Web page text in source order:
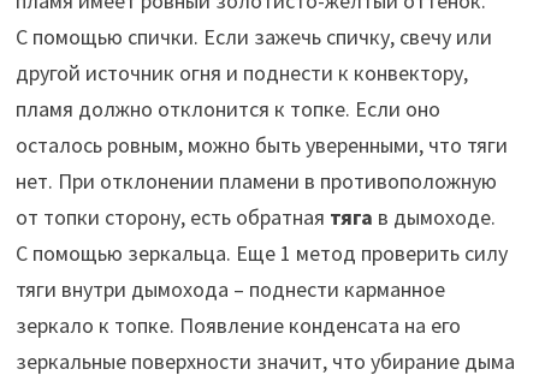
С помощью спички. Если зажечь спичку, свечу или
другой источник огня и поднести к конвектору,
пламя должно отклонится к топке. Если оно
осталось ровным, можно быть уверенными, что тяги
нет. При отклонении пламени в противоположную
от топки сторону, есть обратная тяга в дымоходе.
С помощью зеркальца. Еще 1 метод проверить силу
тяги внутри дымохода – поднести карманное
зеркало к топке. Появление конденсата на его
зеркальные поверхности значит, что убирание дыма